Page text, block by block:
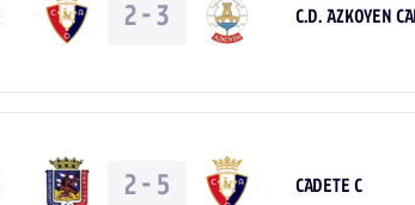
2-3 C.D. AZKOYEN
2- 5 CADETE C